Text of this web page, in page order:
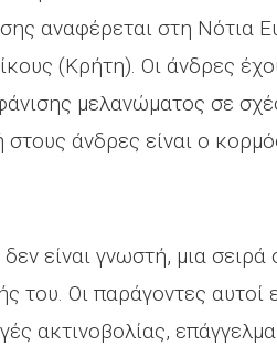
αναφέρεται στη Νότια
(Κρήτη). Οι άνδρες
μελανώματος σε
άνδρες είναι ο
είναι γνωστή, μια
του. Οι παράγοντες αυτοί
ακτινοβολίας,